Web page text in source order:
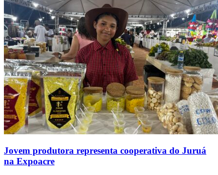
Jovem produtora representa cooperativa do Juruá
na Expoacre